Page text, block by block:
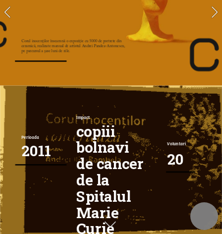
Corul inocenţilor înseamnă o expoziţie cu 5000 de portrete din
ceramică, realizate manual de artistul Andrei Pandea-Antonescu,
pe parcursul a şase luni de zile.
Impact
copiii
bolnavi
de cancer
de la
Spitalul
Marie
Curie
Perioada
Voluntari
2011 20